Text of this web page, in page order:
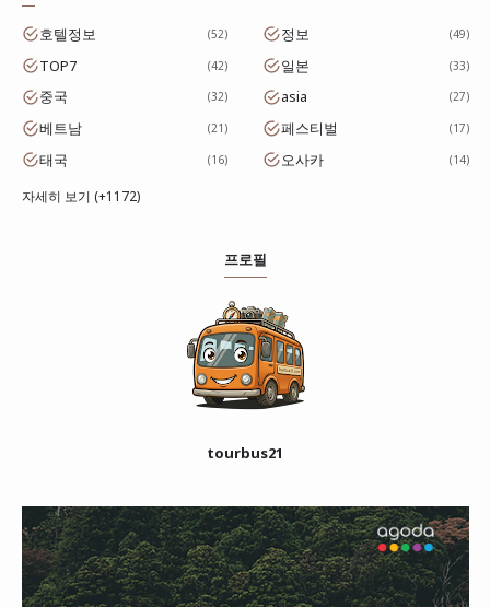
호텔정보 52 정보 49
TOP7 42 일본 33
중국 32 asia 27
베트남 21 페스티벌 17
태국 16 오사카 14
자세히 보기 (+1172)
프로필
tourbus21